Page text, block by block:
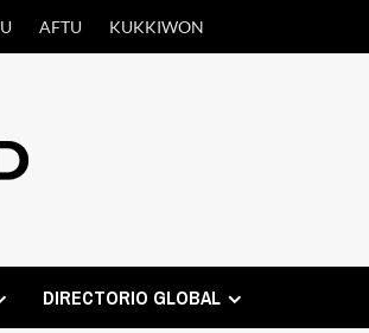
AFTU KUKKIWON
DIRECTORIO GLOBAL